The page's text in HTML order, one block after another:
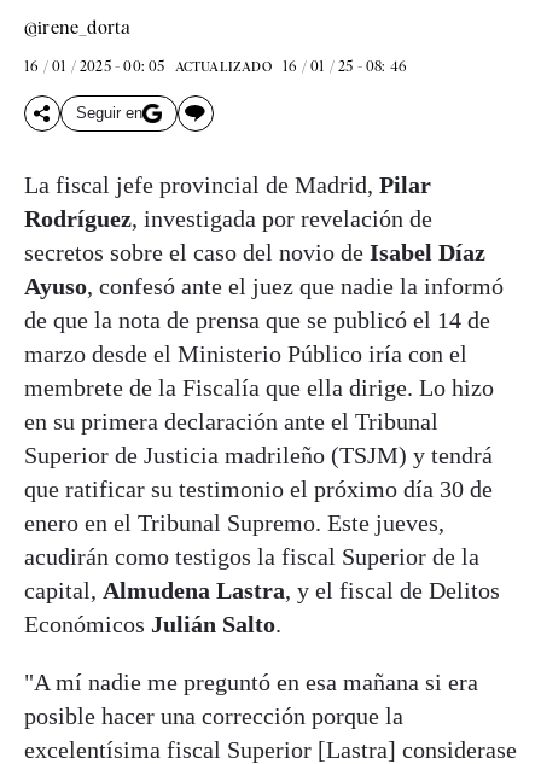
@irene_dorta
16 / 01 / 2025 - 00: 05 ACTUALIZADO 16 / 01 / 25 - 08: 46
Seguir en
La fiscal jefe provincial de Madrid, Pilar
Rodríguez, investigada por revelación de
secretos sobre el caso del novio de Isabel Díaz
Ayuso, confesó ante el juez que nadie la informó
de que la nota de prensa que se publicó el 14 de
marzo desde el Ministerio Público iría con el
membrete de la Fiscalía que ella dirige. Lo hizo
en su primera declaración ante el Tribunal
Superior de Justicia madrileño (TSJM) y tendrá
que ratificar su testimonio el próximo día 30 de
enero en el Tribunal Supremo. Este jueves,
acudirán como testigos la fiscal Superior de la
capital, Almudena Lastra, y el fiscal de Delitos
Económicos Julián Salto.
"A mí nadie me preguntó en esa mañana si era
posible hacer una corrección porque la
excelentísima fiscal Superior [Lastra] considerase